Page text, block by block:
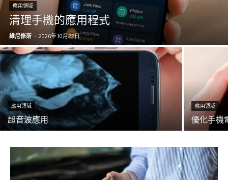
應用領域
清理手機的應用程式
維尼修斯 - 2026年10月22日
應用領域
超音波應用
應用領域
優化手機